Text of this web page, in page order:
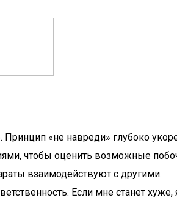
«не навреди» глубоко
чтобы оценить возможные
взаимодействуют с другими.
Если мне станет